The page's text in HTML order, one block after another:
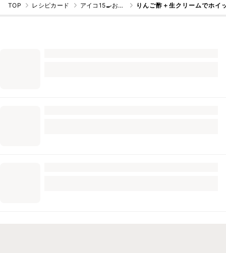
TOP レシピカード アイコ15🍳おうちごはん料理家 りんご酢＋生クリームでホイ